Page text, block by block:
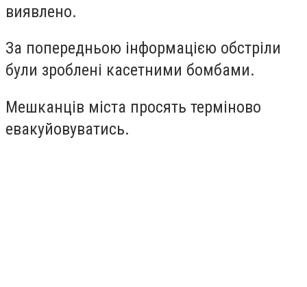
виявлено.
За попередньою інформацією обстріли
були зроблені касетними бомбами.
Мешканців міста просять терміново
евакуйовуватись.